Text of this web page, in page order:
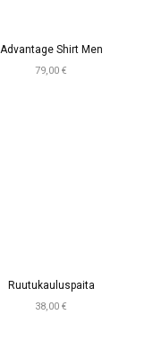
Advantage Shirt Men
79,00 €
Ruutukauluspaita
38,00 €